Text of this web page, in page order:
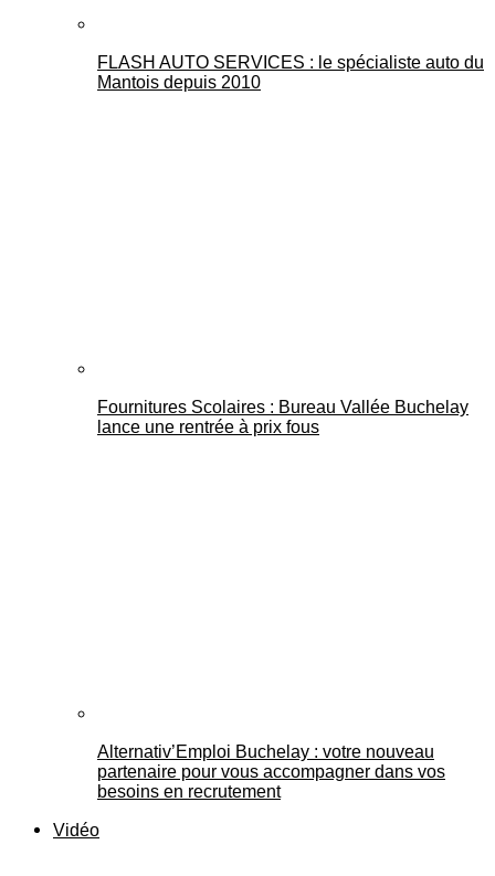
FLASH AUTO SERVICES : le spécialiste auto du
Mantois depuis 2010
Fournitures Scolaires : Bureau Vallée Buchelay
lance une rentrée à prix fous
Alternativ’Emploi Buchelay : votre nouveau
partenaire pour vous accompagner dans vos
besoins en recrutement
Vidéo